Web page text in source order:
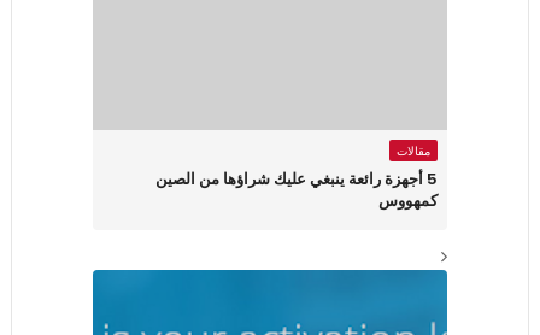
مقالات
5 أجهزة رائعة ينبغي عليك شراؤها من الصين
كمهووس